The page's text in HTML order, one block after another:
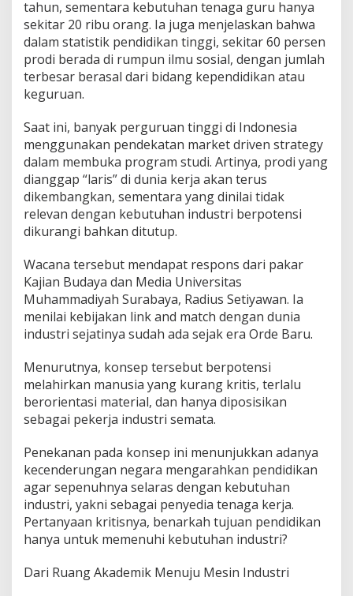
tahun, sementara kebutuhan tenaga guru hanya
sekitar 20 ribu orang. Ia juga menjelaskan bahwa
dalam statistik pendidikan tinggi, sekitar 60 persen
prodi berada di rumpun ilmu sosial, dengan jumlah
terbesar berasal dari bidang kependidikan atau
keguruan.
Saat ini, banyak perguruan tinggi di Indonesia
menggunakan pendekatan market driven strategy
dalam membuka program studi. Artinya, prodi yang
dianggap “laris” di dunia kerja akan terus
dikembangkan, sementara yang dinilai tidak
relevan dengan kebutuhan industri berpotensi
dikurangi bahkan ditutup.
Wacana tersebut mendapat respons dari pakar
Kajian Budaya dan Media Universitas
Muhammadiyah Surabaya, Radius Setiyawan. Ia
menilai kebijakan link and match dengan dunia
industri sejatinya sudah ada sejak era Orde Baru.
Menurutnya, konsep tersebut berpotensi
melahirkan manusia yang kurang kritis, terlalu
berorientasi material, dan hanya diposisikan
sebagai pekerja industri semata.
Penekanan pada konsep ini menunjukkan adanya
kecenderungan negara mengarahkan pendidikan
agar sepenuhnya selaras dengan kebutuhan
industri, yakni sebagai penyedia tenaga kerja.
Pertanyaan kritisnya, benarkah tujuan pendidikan
hanya untuk memenuhi kebutuhan industri?
Dari Ruang Akademik Menuju Mesin Industri